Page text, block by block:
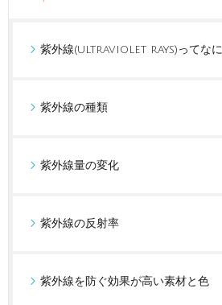
紫外線(ultraviolet rays)ってなに
紫外線の種類
紫外線量の変化
紫外線の反射率
紫外線を防ぐ効果が高い素材と色